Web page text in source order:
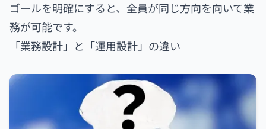
ゴールを明確にすると、全員が同じ方向を向いて業
務が可能です。
「業務設計」と「運用設計」の違い